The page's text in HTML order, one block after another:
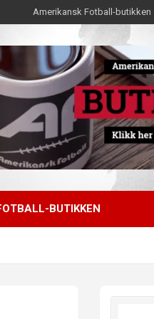
Amerikansk Fotball-butikken
BUTIKKEN